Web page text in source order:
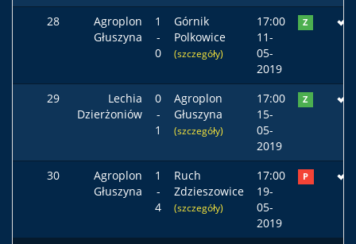
28
Agroplon
Głuszyna
1
-
0
Górnik
Polkowice
(szczegóły)
17:00
11-
05-
2019
Z
29
Lechia
Dzierżoniów
0
-
1
Agroplon
Głuszyna
(szczegóły)
17:00
15-
05-
2019
Z
30
Agroplon
Głuszyna
1
-
4
Ruch
Zdzieszowice
(szczegóły)
17:00
19-
05-
2019
P